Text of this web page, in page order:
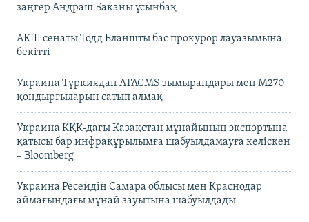
заңгер Андраш Баканы ұсынбақ
АҚШ сенаты Тодд Бланшты бас прокурор лауазымына
бекітті
Украина Түркиядан ATACMS зымырандары мен M270
қондырғыларын сатып алмақ
Украина КҚК-дағы Қазақстан мұнайының экспортына
қатысы бар инфрақұрылымға шабуылдамауға келіскен
– Bloomberg
Украина Ресейдің Самара облысы мен Краснодар
аймағындағы мұнай зауытына шабуылдады